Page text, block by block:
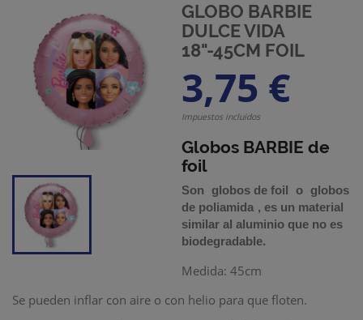
GLOBO BARBIE
DULCE VIDA
18"-45CM FOIL
3,75 €
Impuestos incluidos
Globos BARBIE de
foil
Son globos de foil o globos
de poliamida , es un material
similar al aluminio que no es
biodegradable.
Medida: 45cm
Se pueden inflar con aire o con helio para que floten.